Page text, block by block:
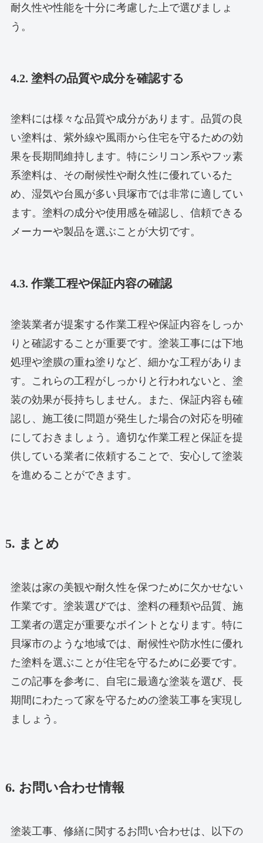
耐久性や性能を十分に考慮した上で選びましょ
う。
4.2. 塗料の品質や成分を確認する
塗料には様々な品質や成分があります。品質の良
い塗料は、紫外線や風雨から住宅を守るための効
果を長期間維持します。特にシリコン系やフッ素
系塗料は、その耐候性や耐久性に優れているた
め、湿気や台風が多い貝塚市では非常に適してい
ます。塗料の成分や使用感を確認し、信頼できる
メーカーや製品を選ぶことが大切です。
4.3. 作業工程や保証内容の確認
塗装業者が提案する作業工程や保証内容をしっか
りと確認することが重要です。塗装工事には下地
処理や塗膜の重ね塗りなど、細かな工程がありま
す。これらの工程がしっかりと行われないと、塗
装の効果が長持ちしません。また、保証内容も確
認し、施工後に問題が発生した場合の対応を明確
にしておきましょう。適切な作業工程と保証を提
供している業者に依頼することで、安心して塗装
を進めることができます。
5. まとめ
塗装は家の美観や耐久性を保つために欠かせない
作業です。塗装選びでは、塗料の種類や品質、施
工業者の選定が重要なポイントとなります。特に
貝塚市のような地域では、耐候性や防水性に優れ
た塗料を選ぶことが住宅を守るために必要です。
この記事を参考に、自宅に最適な塗装を選び、長
期間にわたって家を守るための塗装工事を実現し
ましょう。
6. お問い合わせ情報
塗装工事、修繕に関するお問い合わせは、以下の